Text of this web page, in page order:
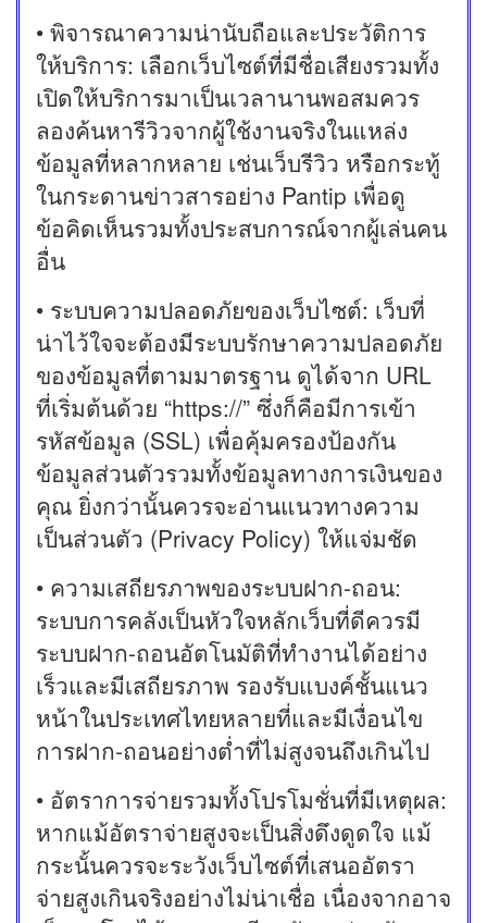
• พิจารณาความน่านับถือและประวัติการ
ให้บริการ: เลือกเว็บไซต์ที่มีชื่อเสียงรวมทั้ง
เปิดให้บริการมาเป็นเวลานานพอสมควร
ลองค้นหารีวิวจากผู้ใช้งานจริงในแหล่ง
ข้อมูลที่หลากหลาย เช่นเว็บรีวิว หรือกระทู้
ในกระดานข่าวสารอย่าง Pantip เพื่อดู
ข้อคิดเห็นรวมทั้งประสบการณ์จากผู้เล่นคน
อื่น
• ระบบความปลอดภัยของเว็บไซต์: เว็บที่
น่าไว้ใจจะต้องมีระบบรักษาความปลอดภัย
ของข้อมูลที่ตามมาตรฐาน ดูได้จาก URL
ที่เริ่มต้นด้วย “https://” ซึ่งก็คือมีการเข้า
รหัสข้อมูล (SSL) เพื่อคุ้มครองป้องกัน
ข้อมูลส่วนตัวรวมทั้งข้อมูลทางการเงินของ
คุณ ยิ่งกว่านั้นควรจะอ่านแนวทางความ
เป็นส่วนตัว (Privacy Policy) ให้แจ่มชัด
• ความเสถียรภาพของระบบฝาก-ถอน:
ระบบการคลังเป็นหัวใจหลักเว็บที่ดีควรมี
ระบบฝาก-ถอนอัตโนมัติที่ทำงานได้อย่าง
เร็วและมีเสถียรภาพ รองรับแบงค์ชั้นแนว
หน้าในประเทศไทยหลายที่และมีเงื่อนไข
การฝาก-ถอนอย่างต่ำที่ไม่สูงจนถึงเกินไป
• อัตราการจ่ายรวมทั้งโปรโมชั่นที่มีเหตุผล:
หากแม้อัตราจ่ายสูงจะเป็นสิ่งดึงดูดใจ แม้
กระนั้นควรจะระวังเว็บไซต์ที่เสนออัตรา
จ่ายสูงเกินจริงอย่างไม่น่าเชื่อ เนื่องจากอาจ